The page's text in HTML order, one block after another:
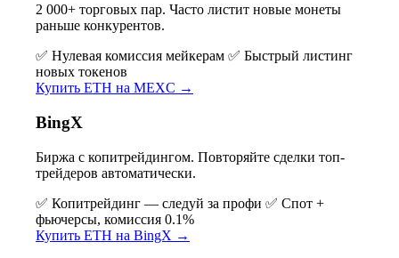
2 000+ торговых пар. Часто листит новые монеты
раньше конкурентов.
✅ Нулевая комиссия мейкерам ✅ Быстрый листинг
новых токенов
Купить ETH на MEXC →
BingX
Биржа с копитрейдингом. Повторяйте сделки топ-
трейдеров автоматически.
✅ Копитрейдинг — следуй за профи ✅ Спот +
фьючерсы, комиссия 0.1%
Купить ETH на BingX →